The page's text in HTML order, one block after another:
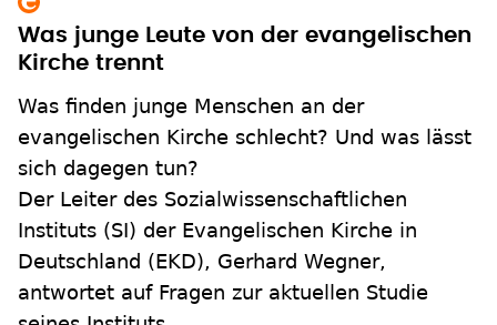
Was junge Leute von der evangelischen
Kirche trennt
Was finden junge Menschen an der
evangelischen Kirche schlecht? Und was lässt
sich dagegen tun?
Der Leiter des Sozialwissenschaftlichen
Instituts (SI) der Evangelischen Kirche in
Deutschland (EKD), Gerhard Wegner,
antwortet auf Fragen zur aktuellen Studie